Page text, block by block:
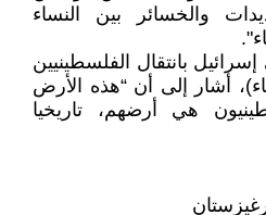
والخسائر بين النساء
بانتقال الفلسطينيين
أشار إلى أن “هذه الأرض
هي أرضهم، تاريخيا